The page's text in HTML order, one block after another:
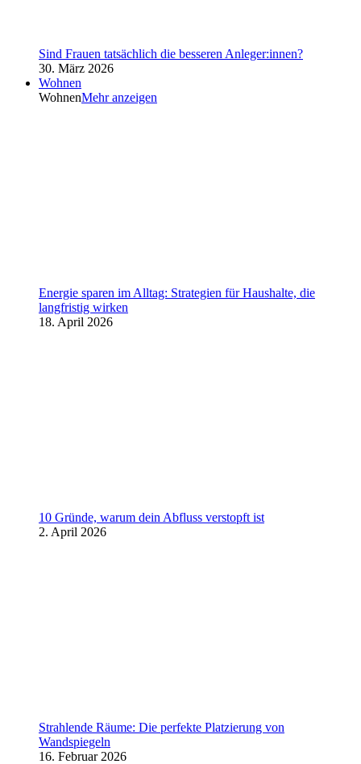
Sind Frauen tatsächlich die besseren Anleger:innen?
30. März 2026
Wohnen
WohnenMehr anzeigen
Energie sparen im Alltag: Strategien für Haushalte, die
langfristig wirken
18. April 2026
10 Gründe, warum dein Abfluss verstopft ist
2. April 2026
Strahlende Räume: Die perfekte Platzierung von
Wandspiegeln
16. Februar 2026